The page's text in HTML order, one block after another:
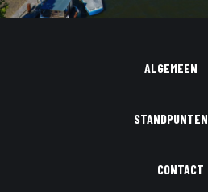
ALGEMEEN
STANDPUNTEN
CONTACT